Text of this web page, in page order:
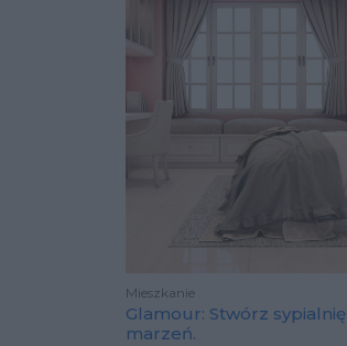
Mieszkanie
Glamour: Stwórz sypialnię
marzeń.